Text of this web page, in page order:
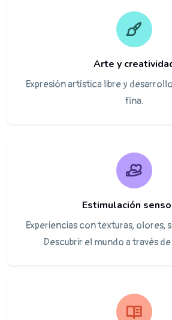
Arte y
Expresión artística libre y
fina.
Estimulación
Experiencias con texturas, olores,
Descubrir el mundo a través